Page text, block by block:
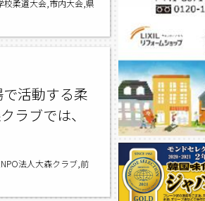
校柔道大会,市内大会,県
活動する柔
ラブでは、
法人大森クラブ,前